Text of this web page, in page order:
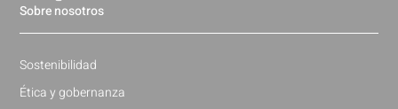
Sobre nosotros
Sostenibilidad
Ética y gobernanza